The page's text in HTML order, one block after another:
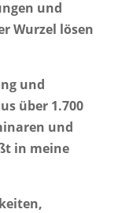
und
Wurzel lösen
und
über 1.700
und
in meine